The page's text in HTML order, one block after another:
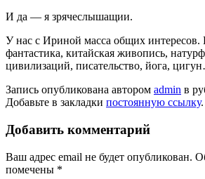
И да — я зрячеслышащии.
У нас с Ириной масса общих интересов.
фантастика, китайская живопись,
цивилизаций, писательство, йога,
Запись опубликована автором admin в
Добавьте в закладки постоянную ссылку.
Добавить комментарий
Ваш адрес email не будет опубликован.
помечены *